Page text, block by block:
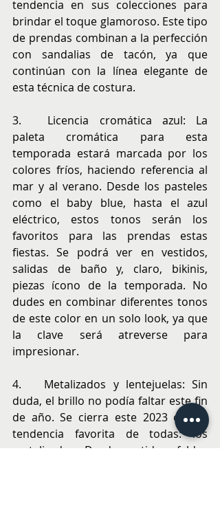
tendencia en sus colecciones para
brindar el toque glamoroso. Este tipo
de prendas combinan a la perfección
con sandalias de tacón, ya que
continúan con la línea elegante de
esta técnica de costura.
3.	Licencia cromática azul: La
paleta cromática para esta
temporada estará marcada por los
colores fríos, haciendo referencia al
mar y al verano. Desde los pasteles
como el baby blue, hasta el azul
eléctrico, estos tonos serán los
favoritos para las prendas estas
fiestas. Se podrá ver en vestidos,
salidas de baño y, claro, bikinis,
piezas ícono de la temporada. No
dudes en combinar diferentes tonos
de este color en un solo look, ya que
la clave será atreverse para
impresionar.
4.	Metalizados y lentejuelas: Sin
duda, el brillo no podía faltar este fin
de año. Se cierra este 2023 con la
tendencia favorita de todas: los
metalizados. Desde vestidos, faldas